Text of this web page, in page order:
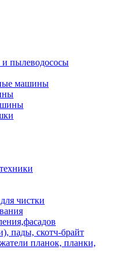
пылеводососы
машины
чистки
пады, скотч-брайт
планок, планки,